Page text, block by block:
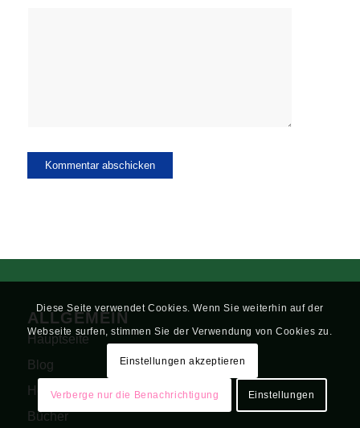
ALLGEMEIN
Hauptseite
Blog
Heilfasten Anleitung
Bücher
Diese Seite verwendet Cookies. Wenn Sie weiterhin auf der
Webseite surfen, stimmen Sie der Verwendung von Cookies zu.
Einstellungen akzeptieren
Verberge nur die Benachrichtigung Einstellungen